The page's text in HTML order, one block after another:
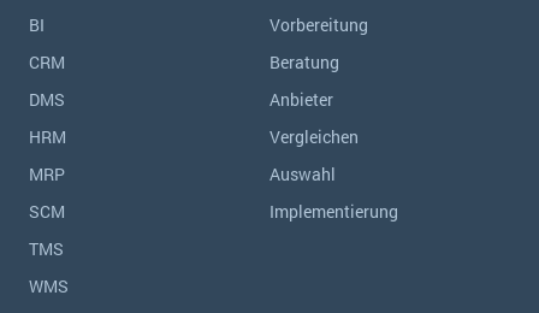
BI
CRM
DMS
HRM
MRP
SCM
TMS
WMS
Vorbereitung
Beratung
Anbieter
Vergleichen
Auswahl
Implementierung